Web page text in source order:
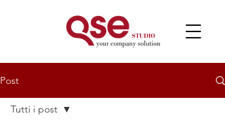
Post
Tutti i post